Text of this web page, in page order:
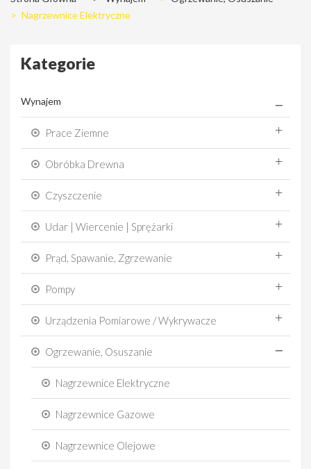
> Nagrzewnice Elektryczne
Kategorie
Wynajem
Prace Ziemne
Obróbka Drewna
Czyszczenie
Udar | Wiercenie | Sprężarki
Prąd, Spawanie, Zgrzewanie
Pompy
Urządzenia Pomiarowe / Wykrywacze
Ogrzewanie, Osuszanie
Nagrzewnice Elektryczne
Nagrzewnice Gazowe
Nagrzewnice Olejowe